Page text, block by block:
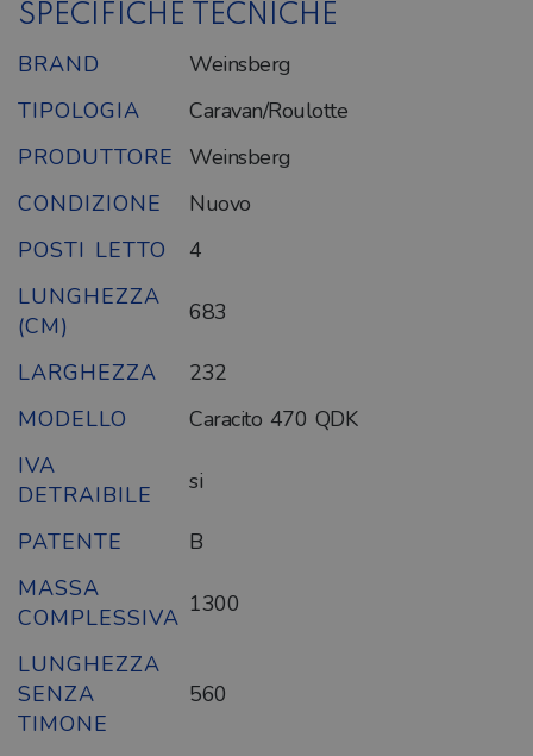
SPECIFICHE TECNICHE
BRAND
Weinsberg
TIPOLOGIA
Caravan/Roulotte
PRODUTTORE
Weinsberg
CONDIZIONE
Nuovo
POSTI LETTO
4
LUNGHEZZA
(CM)
683
LARGHEZZA
232
MODELLO
Caracito 470 QDK
IVA
DETRAIBILE
si
PATENTE
B
MASSA
COMPLESSIVA 1300
LUNGHEZZA
SENZA
TIMONE
560